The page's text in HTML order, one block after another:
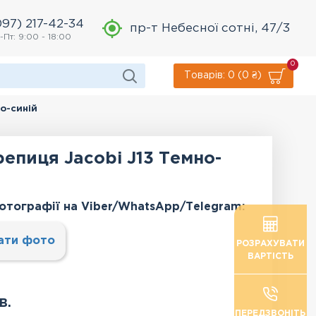
217-42-34
Пт: 9:00 - 18:00
пр-т Небесної сотні, 47/3
Товарів: 0 (0 ₴)
0
синій
Jacobi J13 Темно-
на Viber/WhatsApp/Тelegram:
фото
РОЗРАХУВАТИ
ВАРТІСТЬ
ПЕРЕДЗВОНІТЬ